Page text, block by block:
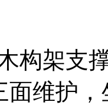
构架支
面维护